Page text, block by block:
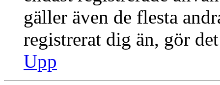
gäller även de flesta
registrerat dig än, gör
Upp